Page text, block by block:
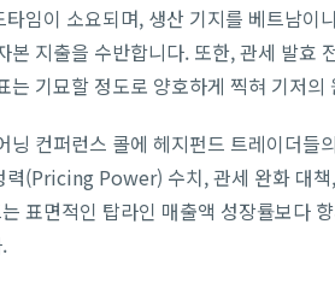
타임이 소요되며, 생산 기지를 베트남
본 지출을 수반합니다. 또한, 관세 발효
는 기묘할 정도로 양호하게 찍혀 기저
닝 컨퍼런스 콜에 헤지펀드 트레이더들
력(Pricing Power) 수치, 관세 완화 대
표면적인 탑라인 매출액 성장률보다